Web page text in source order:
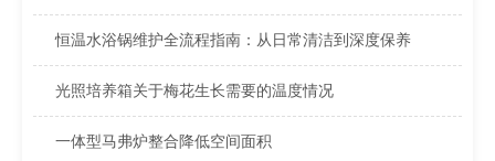
恒温水浴锅维护全流程指南：从日常清洁到深度保养
光照培养箱关于梅花生长需要的温度情况
一体型马弗炉整合降低空间面积